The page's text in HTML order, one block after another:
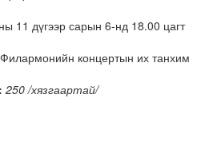
11 дүгээр сарын 6-нд 18.00 цагт
концертын их танхим
250 /хязгаартай/